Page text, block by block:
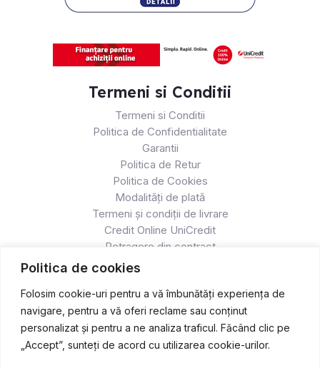
Politica de cookies
Folosim cookie-uri pentru a vă îmbunătăți experiența de
navigare, pentru a vă oferi reclame sau conținut
personalizat și pentru a ne analiza traficul. Făcând clic pe
„Accept”, sunteți de acord cu utilizarea cookie-urilor.
Termeni si Conditii
Termeni si Conditii
Politica de Confidentialitate
Garantii
Politica de Retur
Politica de Cookies
Modalități de plată
Termeni și condiții de livrare
Credit Online UniCredit
Retragere din contract